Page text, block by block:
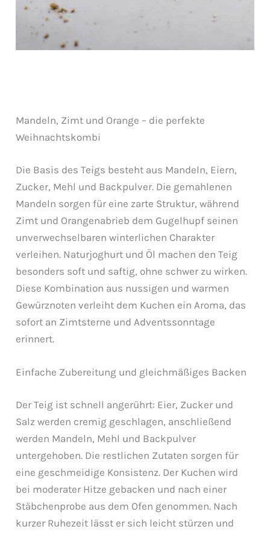
Mandeln, Zimt und Orange – die perfekte
Weihnachtskombi
Die Basis des Teigs besteht aus Mandeln, Eiern,
Zucker, Mehl und Backpulver. Die gemahlenen
Mandeln sorgen für eine zarte Struktur, während
Zimt und Orangenabrieb dem Gugelhupf seinen
unverwechselbaren winterlichen Charakter
verleihen. Naturjoghurt und Öl machen den Teig
besonders soft und saftig, ohne schwer zu wirken.
Diese Kombination aus nussigen und warmen
Gewürznoten verleiht dem Kuchen ein Aroma, das
sofort an Zimtsterne und Adventssonntage
erinnert.
Einfache Zubereitung und gleichmäßiges Backen
Der Teig ist schnell angerührt: Eier, Zucker und
Salz werden cremig geschlagen, anschließend
werden Mandeln, Mehl und Backpulver
untergehoben. Die restlichen Zutaten sorgen für
eine geschmeidige Konsistenz. Der Kuchen wird
bei moderater Hitze gebacken und nach einer
Stäbchenprobe aus dem Ofen genommen. Nach
kurzer Ruhezeit lässt er sich leicht stürzen und